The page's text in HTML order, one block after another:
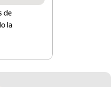
de
la